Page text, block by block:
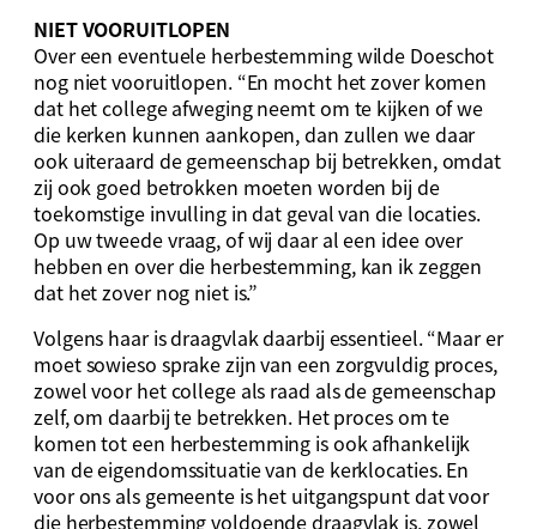
NIET VOORUITLOPEN
Over een eventuele herbestemming wilde Doeschot
nog niet vooruitlopen. “En mocht het zover komen
dat het college afweging neemt om te kijken of we
die kerken kunnen aankopen, dan zullen we daar
ook uiteraard de gemeenschap bij betrekken, omdat
zij ook goed betrokken moeten worden bij de
toekomstige invulling in dat geval van die locaties.
Op uw tweede vraag, of wij daar al een idee over
hebben en over die herbestemming, kan ik zeggen
dat het zover nog niet is.”
Volgens haar is draagvlak daarbij essentieel. “Maar er
moet sowieso sprake zijn van een zorgvuldig proces,
zowel voor het college als raad als de gemeenschap
zelf, om daarbij te betrekken. Het proces om te
komen tot een herbestemming is ook afhankelijk
van de eigendomssituatie van de kerklocaties. En
voor ons als gemeente is het uitgangspunt dat voor
die herbestemming voldoende draagvlak is, zowel